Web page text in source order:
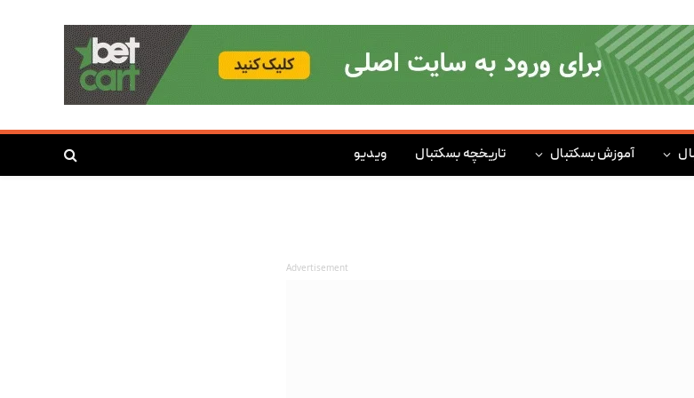
آموزش بسکتبال تاریخچه بسکتبال ویدیو
Advertisement